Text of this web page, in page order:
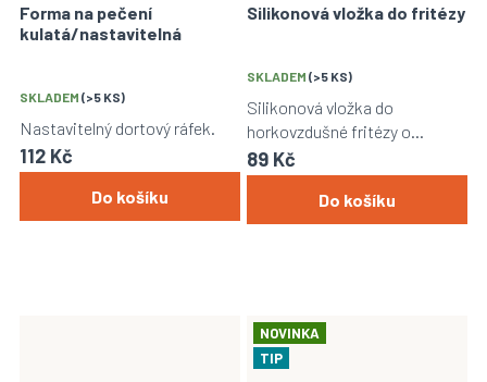
Forma na pečení
kulatá/nastavitelná
SKLADEM (>5 KS)
112 Kč
Do košíku
Nastavitelný dortový ráfek.
Silikonová vložka do fritézy
SKLADEM (>5 KS)
89 Kč
Do košíku
Silikonová vložka do
horkovzdušné fritézy o
průměru 18cm.
NOVINKA
TIP